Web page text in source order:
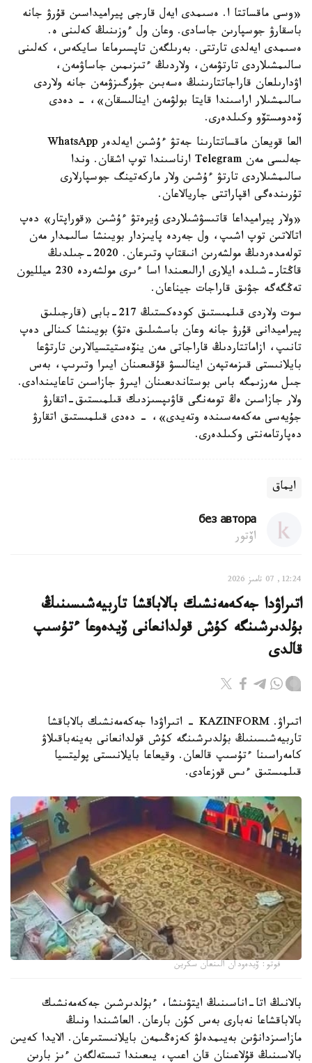
«وسى ماقساتتا ا. ەسىمدى ايەل قارجى پيراميداسىن قۇرۋ جانە
باسقارۋ جوسپارىن جاسادى. وعان ول ءوزىنىڭ كەلىنى ە.
ەسىمدى ايەلدى تارتتى. بەرىلگەن تاپسىرماعا سايكەس، كەلىنى
سالىمشىلاردى تارتۋمەن، ولاردىڭ ءتىزىمىن جاساۋمەن،
اۋدارىلعان قاراجاتتارىنىڭ ەسەبىن جۇرگىزۋمەن جانە ولاردى
سالىمشىلار اراسىندا قايتا بولۋمەن اينالىسقان»، - دەدى
ۆەدومستۆو وكىلدەرى.
العا قويعان ماقساتتارىنا جەتۋ ءۇشىن ايەلدەر WhatsApp
جەلىسى مەن Telegram ارناسىندا توپ اشقان. وندا
سالىمشىلاردى تارتۋ ءۇشىن ولار ماركەتينگ جوسپارلارى
تۇرىندەگى اقپاراتتى جاريالاعان.
«ولار پيراميداعا قاتىسۋشىلاردى ۇيرەتۋ ءۇشىن «قوراپتار» دەپ
اتالاتىن توپ اشىپ، ول جەردە پايىزدار بويىنشا سالىمدار مەن
تولەمدەردىڭ مولشەرىن انىقتاپ وتىرعان. 2020-جىلدىڭ
قاڭتار-شىلدە ايلارى ارالىعىندا اسا ءىرى مولشەردە 230 ميلليون
تەڭگەگە جۋىق قاراجات جيناعان.
سوت ولاردى قىلمىستىق كودەكستىڭ 217-بابى (قارجىلىق
پيراميدانى قۇرۋ جانە وعان باسشىلىق ەتۋ) بويىنشا كىنالى دەپ
تانىپ، ازاماتتاردىڭ قاراجاتى مەن ينۆەستيتسيالارىن تارتۋعا
بايلانىستى قىزمەتپەن اينالىسۋ قۇقىعىنان ايىرا وتىرىپ، بەس
جىل مەرزىمگە باس بوستاندىعىنان ايىرۋ جازاسىن تاعايىندادى.
ولار جازاسىن ەڭ تومەنگى قاۋىپسىزدىك قىلمىستىق-اتقارۋ
جۇيەسى مەكەمەسىندە وتەيدى»، - دەدى قىلمىستىق اتقارۋ
دەپارتامەنتى وكىلدەرى.
ايماق
без автора
اۆتور
12:24, 07 تامىز 2026
اتىراۋدا جەكەمەنشىك بالاباقشا تاربيەشىسىنىڭ
بۇلدىرشىنگە كۇش قولدانعانى ۆيدەوعا ءتۇسىپ
قالدى
اتىراۋ. KAZINFORM - اتىراۋدا جەكەمەنشىك بالاباقشا
تاربيەشىسىنىڭ بۇلدىرشىنگە كۇش قولدانعانى بەينەباقىلاۋ
كامەراسىنا ءتۇسىپ قالعان. وقيعاعا بايلانىستى پوليتسيا
قىلمىستىق ءىس قوزعادى.
فوتو: ۆيدەودان الىنعان سكرين
بالانىڭ اتا-اناسىنىڭ ايتۋىنشا، ءبۇلدىرشىن جەكەمەنشىك
بالاباقشاعا نەبارى بەس كۇن بارعان. العاشىندا ونىڭ
مازاسىزدانۋىن بەيىمدەلۋ كەزەڭىمەن بايلانىستىرعان. الايدا كەيىن
بالاسىنىڭ قۇلاعىنان قان اعىپ، يىعىندا تىستەلگەن ءىز بارىن